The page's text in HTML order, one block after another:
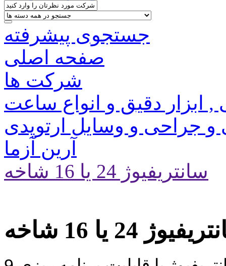
جستجوی پیشرفته
صفحه اصلی
شرکت ها
, ابزار دقیق و انواع ساعت
جراحی و وسایل ارتوپدی
آرین آزما
سانتریفیوژ 24 یا 16 شاخه
24 یا 16 شاخه